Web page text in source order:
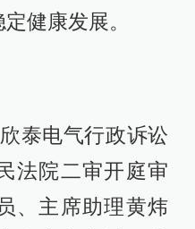
健康发展。
泰电气行政诉讼
法院二审开庭审
、主席助理黄炜